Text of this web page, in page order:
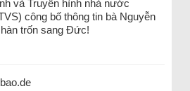
và Truyền hình nhà nước
công bố thông tin bà Nguyễn
trốn sang Đức!